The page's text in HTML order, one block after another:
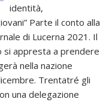
identità,
Parte il conto alla
di Lucerna 2021. Il
si appresta a prendere
nella nazione
Trentatré gli
una delegazione